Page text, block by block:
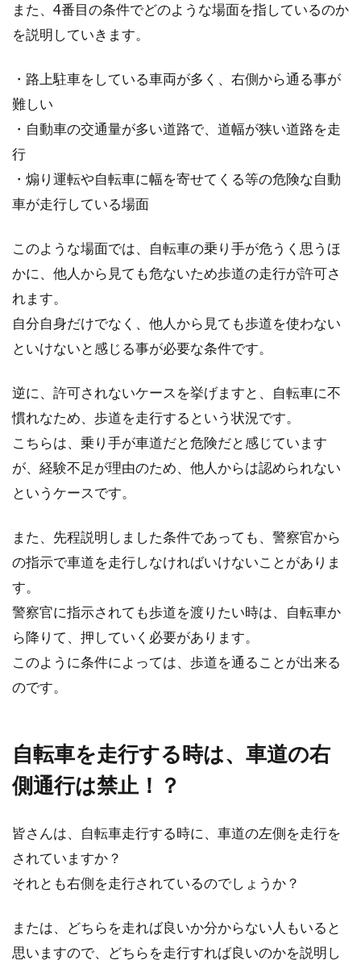
大切な自転車、保管はどうしてる？
に保管も気にし...
メリダのシクロクロス、2017年版っ
メリダの代表的な自転車製品とも言えるシクロ
自転車を購入するときに必要なも
の・あった方がいいもの
自転車屋さんに入ると、自転車本体だけでなく
その自転車関係の装備品の取り扱いの量におど
体重を1キロ減らしたいなら、自転
痩せたい・ダイエットしたいと思っている方
イエットの...
自転車で日帰り旅行に出発しよう！
必要な持ち物は？
は何ですか？車ですか？それとも、電車でしょ
クロスバイクのタイヤにできたヒ
ビ、その危険度の見分け方
また、4番目の条件でどのような場面を指しているのか
を説明していきます。
・路上駐車をしている車両が多く、右側から通る事が
難しい
・自動車の交通量が多い道路で、道幅が狭い道路を走
行
・煽り運転や自転車に幅を寄せてくる等の危険な自動
車が走行している場面
このような場面では、自転車の乗り手が危うく思うほ
かに、他人から見ても危ないため歩道の走行が許可さ
れます。
自分自身だけでなく、他人から見ても歩道を使わない
といけないと感じる事が必要な条件です。
逆に、許可されないケースを挙げますと、自転車に不
慣れなため、歩道を走行するという状況です。
こちらは、乗り手が車道だと危険だと感じています
が、経験不足が理由のため、他人からは認められない
というケースです。
また、先程説明しました条件であっても、警察官から
の指示で車道を走行しなければいけないことがありま
す。
警察官に指示されても歩道を渡りたい時は、自転車か
ら降りて、押していく必要があります。
このように条件によっては、歩道を通ることが出来る
のです。
自転車を走行する時は、車道の右
側通行は禁止！？
皆さんは、自転車走行する時に、車道の左側を走行を
されていますか？
それとも右側を走行されているのでしょうか？
または、どちらを走れば良いか分からない人もいると
思いますので、どちらを走行すれば良いのかを説明し